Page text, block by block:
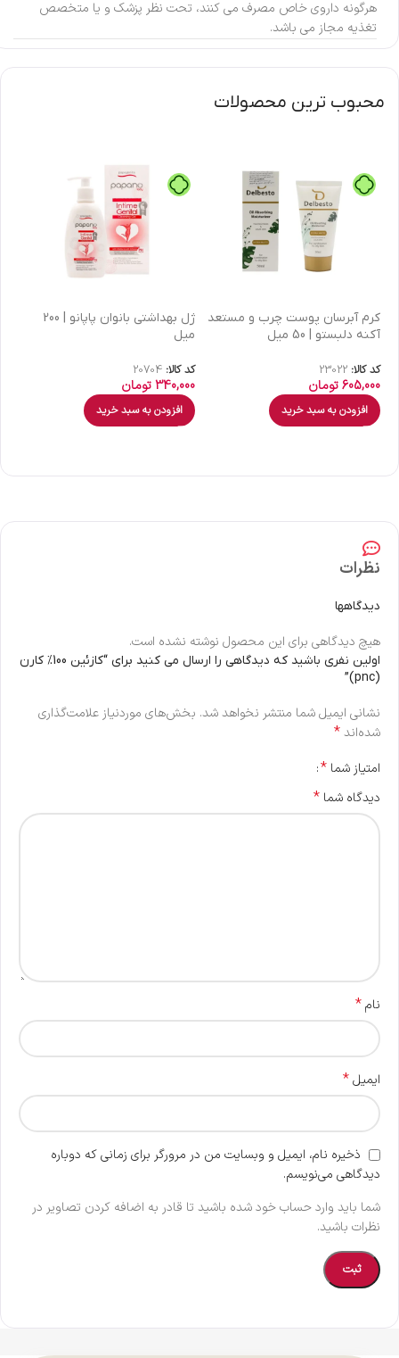
هرگونه داروی خاص مصرف می کنند، تحت نظر پزشک و یا متخصص
تغذیه مجاز می باشد.
محبوب ترین محصولات
كرم آبرسان پوست چرب و مستعد
آکنه دلبستو | 50 میل
کد کالا: 23022
605,000تومان
افزودن به سبد خرید
ژل بهداشتی بانوان پاپانو | 200
میل
کد کالا: 20704
340,000تومان
افزودن به سبد خرید
نظرات
دیدگاهها
هیچ دیدگاهی برای این محصول نوشته نشده است.
اولین نفری باشید که دیدگاهی را ارسال می کنید برای “کازئین 100% کارن
(pnc)”
نشانی ایمیل شما منتشر نخواهد شد. بخش‌های موردنیاز علامت‌گذاری
شده‌اند*
امتیاز شما *
دیدگاه شما *
نام*
ایمیل*
ذخیره نام، ایمیل و وبسایت من در مرورگر برای زمانی که دوباره
دیدگاهی می‌نویسم.
شما باید وارد حساب خود شده باشید تا قادر به اضافه کردن تصاویر در
نظرات باشید.